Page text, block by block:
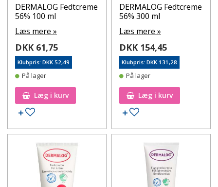
DERMALOG Fedtcreme
56% 100 ml
Læs mere »
DKK 61,75
Klubpris: DKK 52,49
På lager
Læg i kurv
Tilføj til ønskeseddel
DERMALOG Fedtcreme
56% 300 ml
Læs mere »
DKK 154,45
Klubpris: DKK 131,28
På lager
Læg i kurv
Tilføj til ønskeseddel